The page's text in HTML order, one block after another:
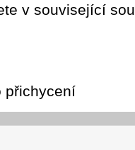
v související
přichycení